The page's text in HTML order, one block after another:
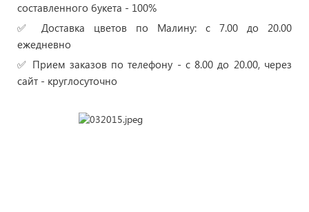
составленного букета - 100%
✅ Доставка цветов по Малину: с 7.00 до 20.00
ежедневно
✅ Прием заказов по телефону - с 8.00 до 20.00, через
сайт - круглосуточно